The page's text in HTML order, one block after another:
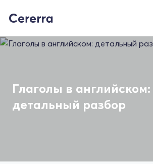
Глаголы в английском:
детальный разбор